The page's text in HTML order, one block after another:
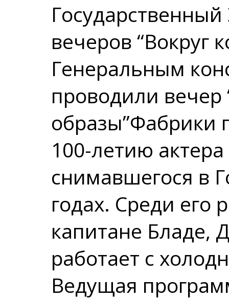
вечеров “Вокруг
Генеральным
проводили вечер
образы”Фабрики
100-летию
снимавшегося в
годах. Среди
капитане Бладе,
работает с
Ведущая